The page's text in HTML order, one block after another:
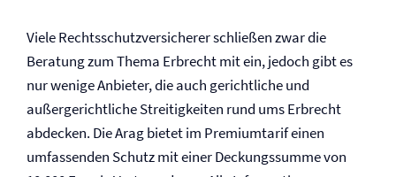
Viele Rechtsschutz­versicherer schließen zwar die
Beratung zum Thema Erbrecht mit ein, jedoch gibt es
nur wenige Anbieter, die auch gerichtliche und
außergerichtliche Streitigkeiten rund ums Erbrecht
abdecken. Die Arag bietet im Premiumtarif einen
umfassenden Schutz mit einer Deckungssumme von